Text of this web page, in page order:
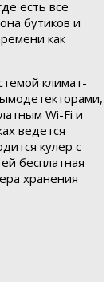
есть все
бутиков и
как
климат-
Wi-Fi и
ведется
кулер с
бесплатная
хранения